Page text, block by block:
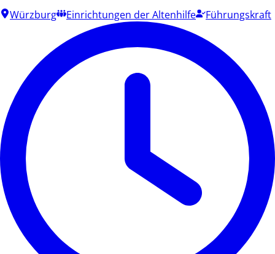
Würzburg
Einrichtungen der Altenhilfe Führungskraft